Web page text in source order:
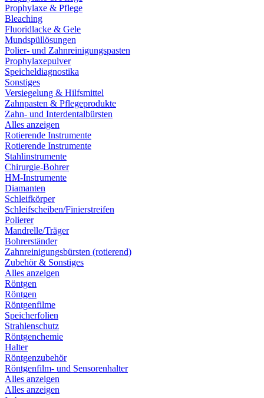
Prophylaxe & Pflege
Bleaching
Fluoridlacke & Gele
Mundspüllösungen
Polier- und Zahnreinigungspasten
Prophylaxepulver
Speicheldiagnostika
Sonstiges
Versiegelung & Hilfsmittel
Zahnpasten & Pflegeprodukte
Zahn- und Interdentalbürsten
Alles anzeigen
Rotierende Instrumente
Rotierende Instrumente
Stahlinstrumente
Chirurgie-Bohrer
HM-Instrumente
Diamanten
Schleifkörper
Schleifscheiben/Finierstreifen
Polierer
Mandrelle/Träger
Bohrerständer
Zahnreinigungsbürsten (rotierend)
Zubehör & Sonstiges
Alles anzeigen
Röntgen
Röntgen
Röntgenfilme
Speicherfolien
Strahlenschutz
Röntgenchemie
Halter
Röntgenzubehör
Röntgenfilm- und Sensorenhalter
Alles anzeigen
Alles anzeigen